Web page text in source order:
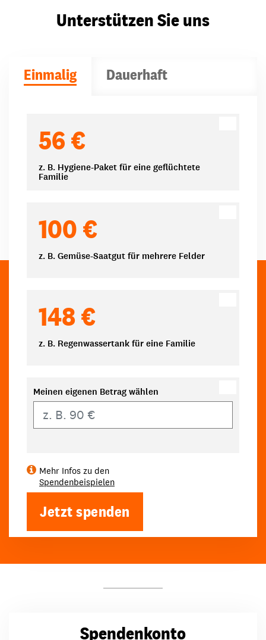
Unterstützen Sie uns
Einmalig Dauerhaft
56 €
z. B. Hygiene-Paket für eine geflüchtete
Familie
100 €
z. B. Gemüse-Saatgut für mehrere Felder
148 €
z. B. Regenwassertank für eine Familie
Meinen eigenen Betrag wählen
Mehr Infos zu den
Spendenbeispielen
Jetzt spenden
Spendenkonto